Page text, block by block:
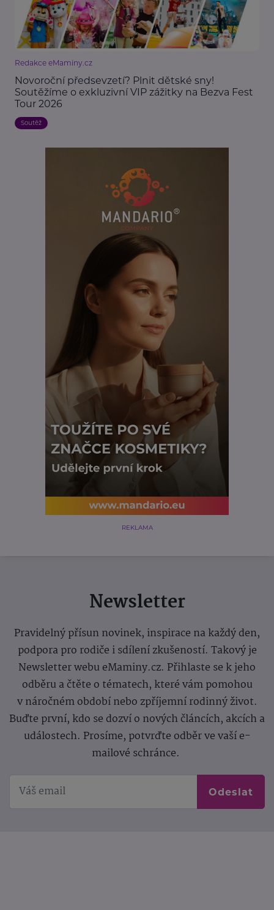
Redakce eMaminy.cz
Novoroční předsevzetí? Plnit dětské sny!
Soutěžíme o exkluzivní VIP zážitky na Bezva Fest
Tour 2026
Soutěž
REKLAMA
Newsletter
Pravidelný přísun novinek, inspirace na každý den,
podpora pro rodiče i sdílení zkušeností. Takový je
Newsletter webu eMaminy.cz. Přihlaste se k jeho
odběru a čtěte o tématech, které vám pomohou
v náročném období nebo zpříjemní rodinný život.
Buďte první, kdo se dozví o nových článcích, akcích a
událostech. Prosíme, potvrďte odběr ve vaší e-
mailové schránce.
Odeslat